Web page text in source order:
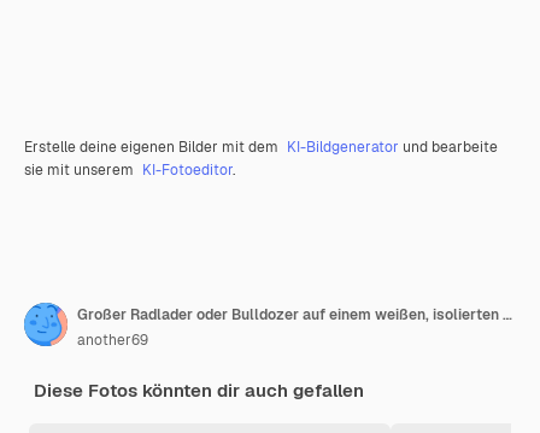
Erstelle deine eigenen Bilder mit dem KI-Bildgenerator und bearbeite
sie mit unserem KI-Fotoeditor.
Großer Radlader oder Bulldozer auf einem weißen, isolierten Hintergrund mit einem angehobenen Eimer Universelle Baumaschinen Vermietung von Baumaschinen Vertrag für Bauarbeiten
another69
Diese Fotos könnten dir auch gefallen